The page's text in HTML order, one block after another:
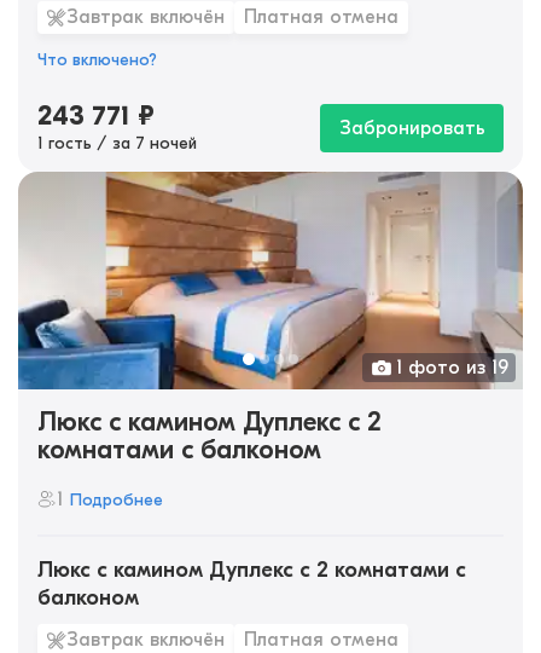
Завтрак включён Платная отмена
Что включено?
243 771 ₽
1 гость / за 7 ночей
Забронировать
1 фото из 19
Люкс с камином Дуплекс с 2
комнатами с балконом
1 Подробнее
Люкс с камином Дуплекс с 2 комнатами с
балконом
Завтрак включён Платная отмена